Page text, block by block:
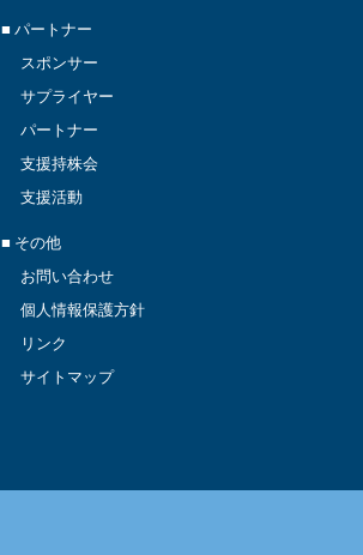
■ パートナー
スポンサー
サプライヤー
パートナー
支援持株会
支援活動
■ その他
お問い合わせ
個人情報保護方針
リンク
サイトマップ